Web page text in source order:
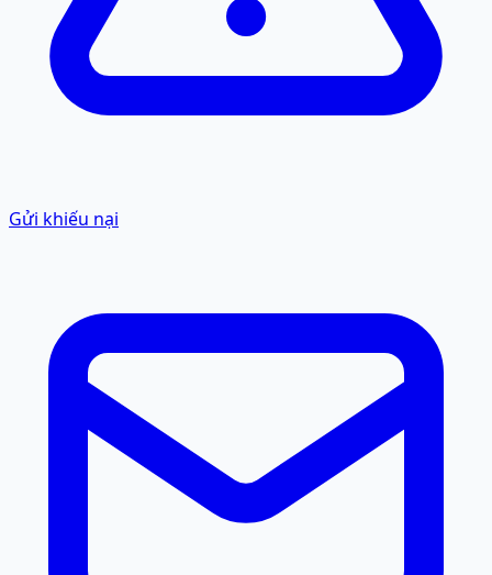
Gửi khiếu nại